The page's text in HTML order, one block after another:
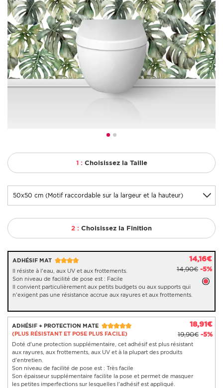
1 : Choisissez la Taille
2 : Choisissez la Finition
ADHÉSIF MAT 14,16€
14,90€ -5%
Il résiste à l'eau, aux UV et aux frottements.
Son niveau de facilité de pose est : Facile
Il convient particulièrement aux petits budgets ou aux supports qui
n'exigent pas une résistance accrue aux rayures et aux frottements.
ADHÉSIF + PROTECTION MATE
(PLUS RÉSISTANT ET POSE PLUS FACILE)
18,91€
19,90€ -5%
Doté d'une protection supplémentaire, cet adhésif est plus résistant
aux rayures, aux frottements, aux UV et à la plupart des produits
d'entretien.
Son niveau de facilité de pose est : Très facile
Son épaisseur supplémentaire facilite la pose et permet de masquer
les petites imperfections sur lesquelles l'adhésif est appliqué.